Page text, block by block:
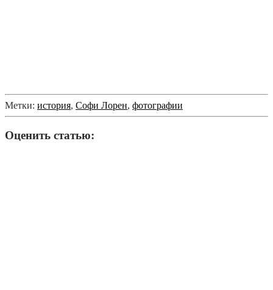
Метки: история, Софи Лорен, фотографии
Оценить статью: